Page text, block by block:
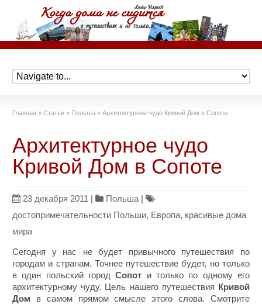
Главная » Статьи » Польша » Архитектурное чудо Кривой Дом в Сопоте
Архитектурное чудо
Кривой Дом в Сопоте
23 декабря 2011 | Польша |
достопримечательности Польши, Европа, красивые дома
мира
Сегодня у нас не будет привычного путешествия по
городам и странам. Точнее путешествие будет, но только
в один польский городСопот и только по одному его
архитектурному чуду. Цель нашего путешествия Кривой
Дом в самом прямом смысле этого слова. Смотрите